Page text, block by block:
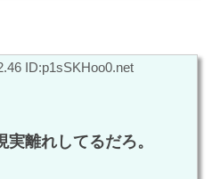
ID:p1sSKHoo0.net
離れしてるだろ。